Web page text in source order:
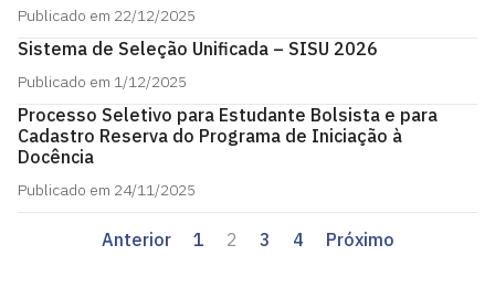
Publicado em 22/12/2025
Sistema de Seleção Unificada – SISU 2026
Publicado em 1/12/2025
Processo Seletivo para Estudante Bolsista e para
Cadastro Reserva do Programa de Iniciação à
Docência
Publicado em 24/11/2025
Anterior 1 2 3 4 Próximo